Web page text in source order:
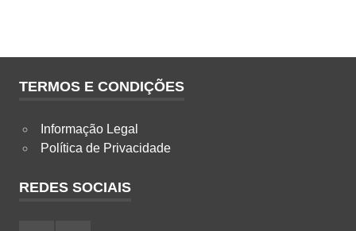
TERMOS E CONDIÇÕES
Informação Legal
Política de Privacidade
REDES SOCIAIS